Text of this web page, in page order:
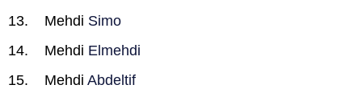
Mehdi Simo
Mehdi Elmehdi
Mehdi Abdeltif